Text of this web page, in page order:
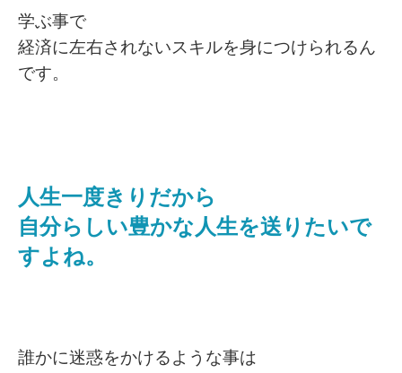
学ぶ事で
経済に左右されないスキルを身につけられるん
です。
人生一度きりだから
自分らしい豊かな人生を送りたいで
すよね。
誰かに迷惑をかけるような事は